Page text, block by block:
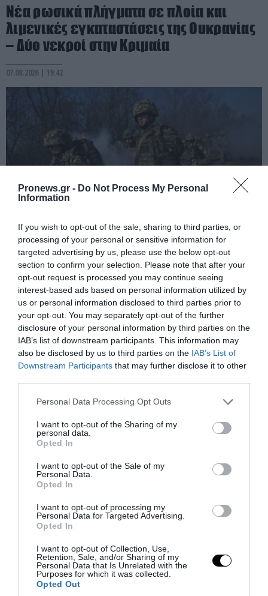
Pronews.gr - Do Not Process My Personal
Information
If you wish to opt-out of the sale, sharing to third parties, or
processing of your personal or sensitive information for
targeted advertising by us, please use the below opt-out
section to confirm your selection. Please note that after your
opt-out request is processed you may continue seeing
interest-based ads based on personal information utilized by
us or personal information disclosed to third parties prior to
your opt-out. You may separately opt-out of the further
disclosure of your personal information by third parties on the
IAB’s list of downstream participants. This information may
also be disclosed by us to third parties on the IAB’s List of
Downstream Participants that may further disclose it to other
Please note that this website/app uses one or more Google
not limited to your visit or usage behaviour. You may click to
grant or deny consent to Google and its third-party tags to
use your data for below specified purposes in below Google
consent section.
Personal Data Processing Opt Outs
I want to opt-out of the Sharing of my
personal data.
Opted In
I want to opt-out of the Sale of my
Personal Data.
Opted In
I want to opt-out of processing my
Personal Data for Targeted Advertising.
Opted In
I want to opt-out of Collection, Use,
Retention, Sale, and/or Sharing of my
Personal Data that Is Unrelated with the
Purposes for which it was collected.
Opted Out
Νέα ρωσικά πλήγματα σε πλοία και
λιμενικές εγκαταστάσεις της Ουκρανίας
– Δύο νεκροί στην Κριμαία
07.08.2026 | 19:42
PRONEWS.GR /ΕΝΟΠΛΕΣ ΣΥΓΚΡΟΥΣΕΙΣ
Απετράπη το εγχείρημα Ουκρανών για
αντεπίθεση στο Κολομίγτσι: Δείτε το
πριν & το μετά της προσπάθειάς τους
(βίντεο)
07.08.2026 | 17:32
PRONEWS.GR /ΕΝΟΠΛΕΣ ΣΥΓΚΡΟΥΣΕΙΣ
«Κεραυνοί» της ρωσικής Βοστόκ
κατέκαψαν εξοπλισμό των ΗΠΑ με
Ουκρανούς και Αμερικανούς
μισθοφόρους – Δείτε βίντεο